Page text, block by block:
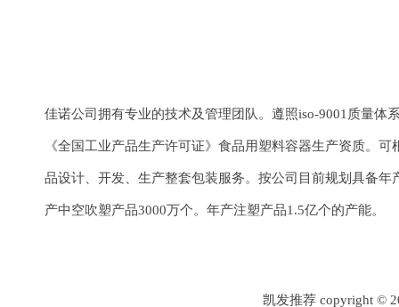
佳诺公司拥有专业的技术及管理团队。遵照iso-9001质量体
《全国工业产品生产许可证》食品用塑料容器生产资质。
品设计、开发、生产整套包装服务。按公司目前规划具备年
产中空吹塑产品3000万个。年产注塑产品1.5亿个的产能。
凯发推荐 copyright ©